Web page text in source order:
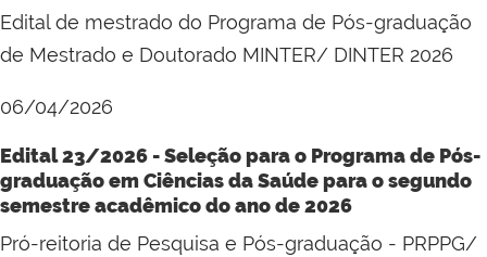
Edital de mestrado do Programa de Pós-graduação
de Mestrado e Doutorado MINTER/ DINTER 2026
06/04/2026
Edital 23/2026 - Seleção para o Programa de Pós-
graduação em Ciências da Saúde para o segundo
semestre acadêmico do ano de 2026
Pró-reitoria de Pesquisa e Pós-graduação - PRPPG/